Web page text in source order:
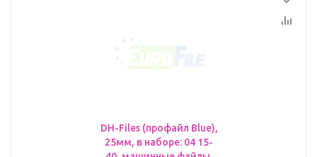
DH-Files (профайл Blue),
25мм, в наборе: 04 15-